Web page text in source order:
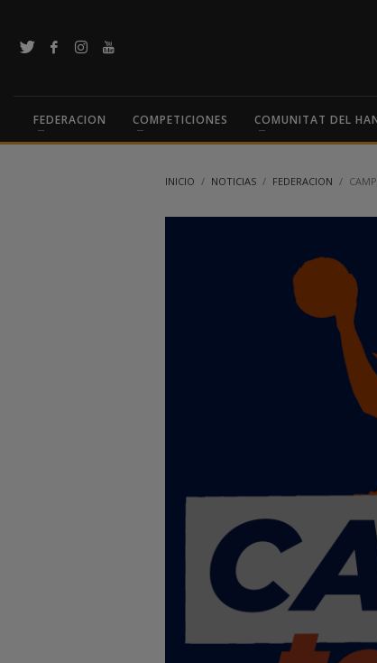
FEDERACION COMPETICIONES COMUNITAT DEL
INICIO NOTICIAS FEDERACION